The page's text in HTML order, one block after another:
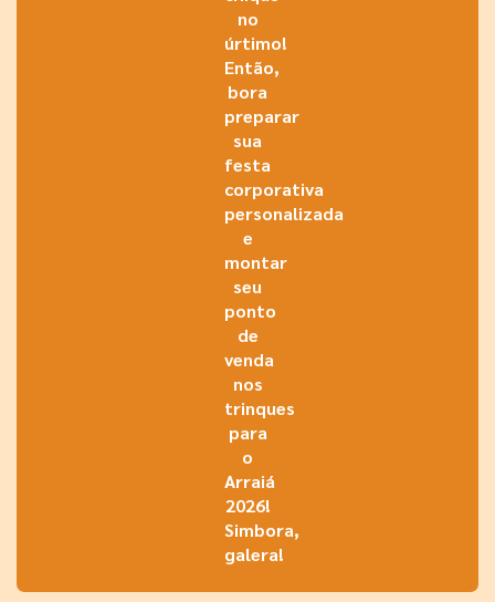
no
úrtimo!
Então,
bora
preparar
sua
festa
corporativa
personalizada
e
montar
seu
ponto
de
venda
nos
trinques
para
o
Arraiá
2026!
Simbora,
galera!